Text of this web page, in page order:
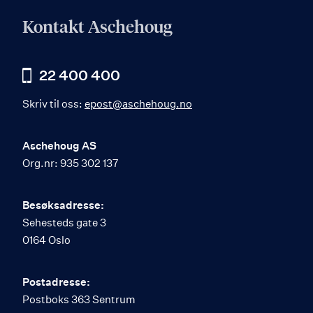
Kontakt Aschehoug
22 400 400
Skriv til oss: epost@aschehoug.no
Aschehoug AS
Org.nr: 935 302 137
Besøksadresse:
Sehesteds gate 3
0164 Oslo
Postadresse:
Postboks 363 Sentrum